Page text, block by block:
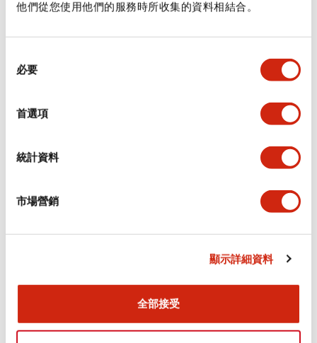
他們從您使用他們的服務時所收集的資料相結合。
必要
首選項
統計資料
市場營銷
顯示詳細資料
全部接受
規格
審美規範
環境規範
功能規格
機械規格
型錄和宣傳手冊 CAD檔 認證與標準